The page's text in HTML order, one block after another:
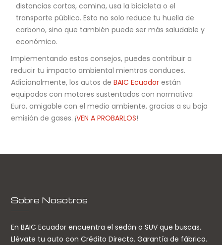
distancias cortas, camina, usa la bicicleta o el
transporte público. Esto no solo reduce tu huella de
carbono, sino que también puede ser más saludable y
económico.
Implementando estos consejos, puedes contribuir a
reducir tu impacto ambiental mientras conduces.
Adicionalmente, los autos deBAIC Ecuador están
equipados con motores sustentados con normativa
Euro, amigable con el medio ambiente, gracias a su baja
emisión de gases. ¡VEN A PROBARLOS!
Sobre Nosotros
En BAIC Ecuador encuentra el sedán o SUV que buscas.
Llévate tu auto con Crédito Directo. Garantía de fábrica.